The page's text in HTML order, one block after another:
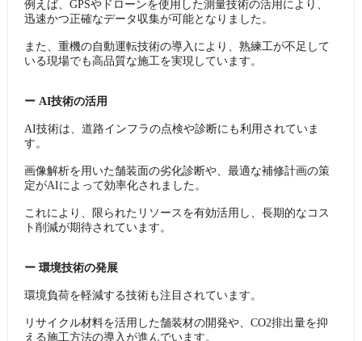
例えば、GPSやドローンを使用した測量技術の活用により、
迅速かつ正確なデータ収集が可能となりました。
また、重機の自動運転技術の導入により、熟練工が不足して
いる現場でも高品質な施工を実現しています。
ー ​AI技術の活用
AI技術は、道路インフラの点検や診断にも利用されていま
す。
画像解析を用いた舗装面の劣化診断や、最適な補修計画の策
定がAIによって効率化されました。
これにより、限られたリソースを有効活用し、長期的なコス
ト削減が期待されています。
ー ​環境技術の発展
環境負荷を軽減する技術も注目されています。
リサイクル材料を活用した舗装材の開発や、CO2排出量を抑
える施工方法の導入が進んでいます。